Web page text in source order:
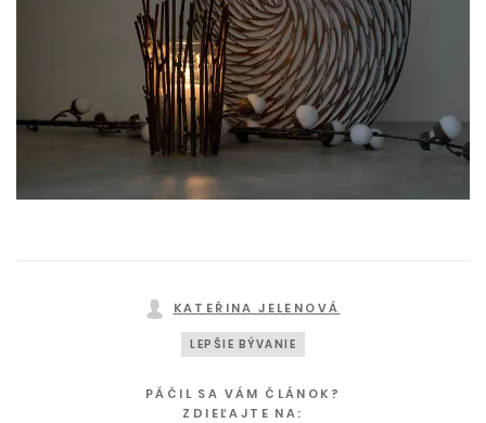
KATEŘINA JELENOVÁ
LEPŠIE BÝVANIE
PÁČIL SA VÁM ČLÁNOK?
ZDIEĽAJTE NA: